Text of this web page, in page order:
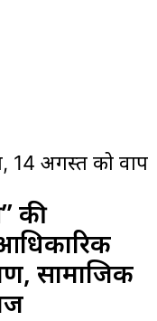
को वापस लौटेगा
की
सामाजिक